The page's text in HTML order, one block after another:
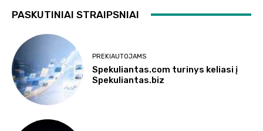
PASKUTINIAI STRAIPSNIAI
PREKIAUTOJAMS
Spekuliantas.com turinys keliasi į
Spekuliantas.biz